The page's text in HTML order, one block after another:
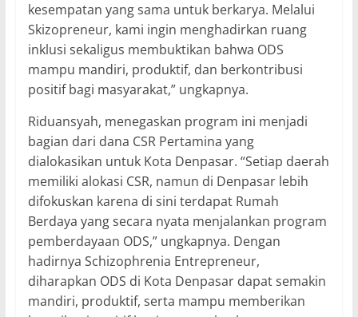
kesempatan yang sama untuk berkarya. Melalui
Skizopreneur, kami ingin menghadirkan ruang
inklusi sekaligus membuktikan bahwa ODS
mampu mandiri, produktif, dan berkontribusi
positif bagi masyarakat,” ungkapnya.
Riduansyah, menegaskan program ini menjadi
bagian dari dana CSR Pertamina yang
dialokasikan untuk Kota Denpasar. “Setiap daerah
memiliki alokasi CSR, namun di Denpasar lebih
difokuskan karena di sini terdapat Rumah
Berdaya yang secara nyata menjalankan program
pemberdayaan ODS,” ungkapnya. Dengan
hadirnya Schizophrenia Entrepreneur,
diharapkan ODS di Kota Denpasar dapat semakin
mandiri, produktif, serta mampu memberikan